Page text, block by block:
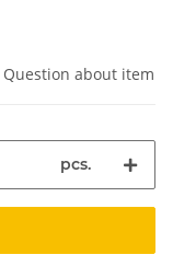
Question about item
pcs.